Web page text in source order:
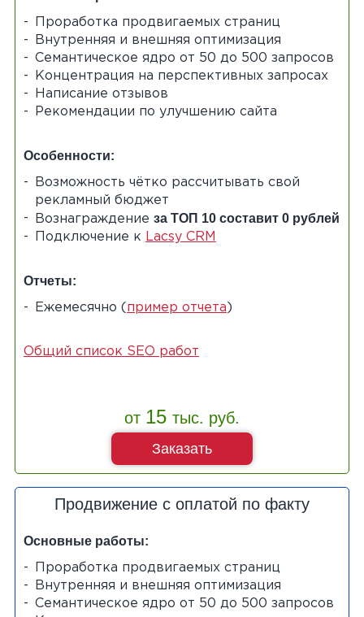
Проработка продвигаемых страниц
Внутренняя и внешняя оптимизация
Семантическое ядро от 50 до 500 запросов
Концентрация на перспективных запросах
Написание отзывов
Рекомендации по улучшению сайта
Особенности:
Возможность чётко рассчитывать свой
рекламный бюджет
Вознаграждение за ТОП 10 составит 0 рублей
Подключение к Lacsy CRM
Отчеты:
Ежемесячно ( пример отчета )
Общий список SEO работ
от 15 тыс. руб.
Заказать
Продвижение с оплатой по факту
Основные работы:
Проработка продвигаемых страниц
Внутренняя и внешняя оптимизация
Семантическое ядро от 50 до 500 запросов